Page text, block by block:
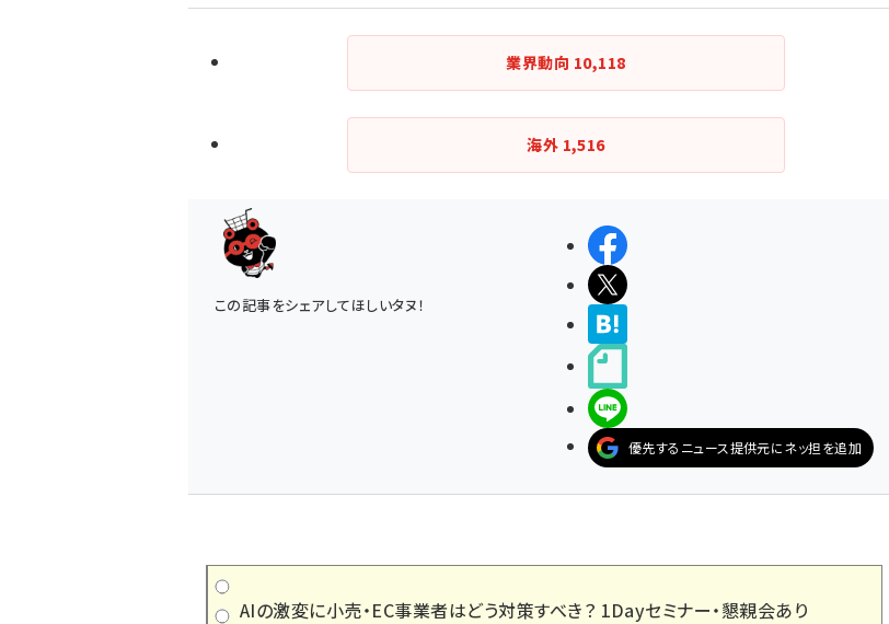
業界動向 10,118
海外 1,516
この記事をシェアしてほしいタヌ！
優先するニュース提供元にネッ担を追加
AIの激変に小売・EC事業者はどう対策すべき？ 1Dayセミナー・懇親会あり